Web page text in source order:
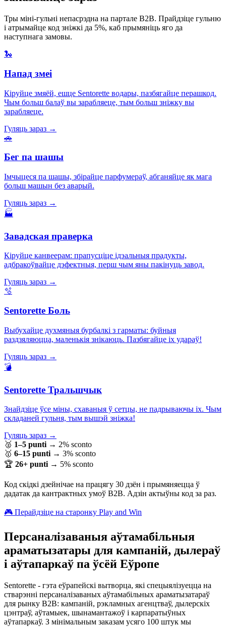
Тры міні-гульні непасрэдна на партале B2B. Прайдзіце гульню
і атрымайце код зніжкі да 5%, каб прымяніць яго да
наступнага замовы.
🐍
Напад змеі
Кіруйце змяёй, ешце Sentorette водары, пазбягайце перашкод.
Чым больш балаў вы зарабляеце, тым больш зніжку вы
зарабляеце.
Гуляць зараз →
🚗
Бег па шашы
Імчыцеся па шашы, збірайце парфумераў, абганяйце як мага
больш машын без аварый.
Гуляць зараз →
🏭
Завадская праверка
Кіруйце канвеерам: прапусціце ідэальныя прадукты,
адбракоўвайце дэфектныя, перш чым яны пакінуць завод.
Гуляць зараз →
🫧
Sentorette Боль
Выбухайце духмяныя бурбалкі з гарматы: буйныя
раздзяляюцца, маленькія знікаюць. Пазбягайце іх удараў!
Гуляць зараз →
💣
Sentorette Тральшчык
Знайдзіце ўсе міны, схаваныя ў сетцы, не падрываючы іх. Чым
складаней гульня, тым вышэй зніжка!
Гуляць зараз →
🥈 1–5 punti → 2% sconto
🥇 6–15 punti → 3% sconto
🏆 26+ punti → 5% sconto
Код скідкі дзейнічае на працягу 30 дзён і прымяняецца ў
дадатак да кантрактных умоў B2B. Адзін актыўны код за раз.
🎮 Перайдзіце на старонку Play and Win
Персаналізаваныя аўтамабільныя
араматызатары для кампаній, дылераў
і аўтапаркаў па ўсёй Еўропе
Sentorette - гэта еўрапейскі вытворца, які спецыялізуецца на
стварэнні персаналізаваных аўтамабільных араматызатараў
для рынку B2B: кампаній, рэкламных агенцтваў, дылерскіх
цэнтраў, аўтамыек, шынамантажоў і карпаратыўных
аўтапаркаў. З мінімальным заказам усяго 100 штук мы